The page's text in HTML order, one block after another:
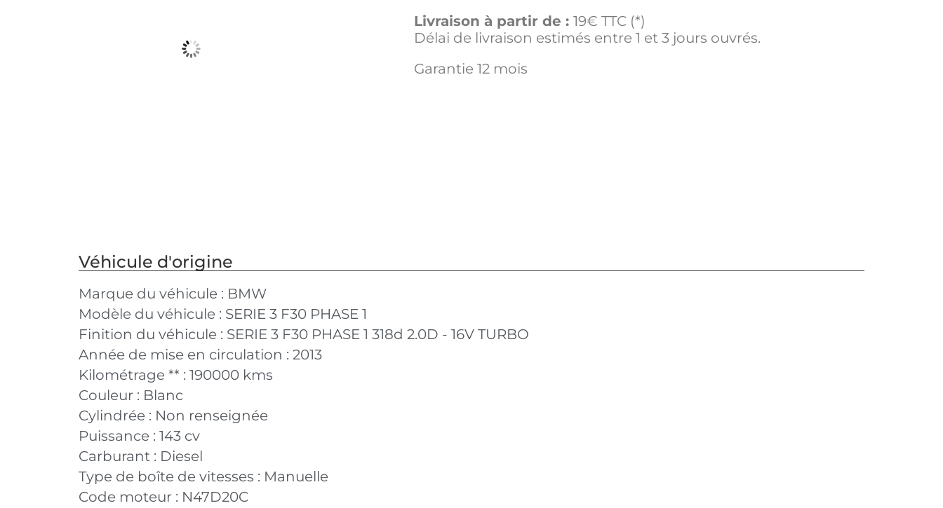
Livraison à partir de : 19€ TTC (*)
Délai de livraison estimés entre 1 et 3 jours ouvrés.
Garantie 12 mois
Véhicule d'origine
Marque du véhicule : BMW
Modèle du véhicule : SERIE 3 F30 PHASE 1
Finition du véhicule : SERIE 3 F30 PHASE 1 318d 2.0D - 16V TURBO
Année de mise en circulation : 2013
Kilométrage ** : 190000 kms
Couleur : Blanc
Cylindrée : Non renseignée
Puissance : 143 cv
Carburant : Diesel
Type de boîte de vitesses : Manuelle
Code moteur : N47D20C